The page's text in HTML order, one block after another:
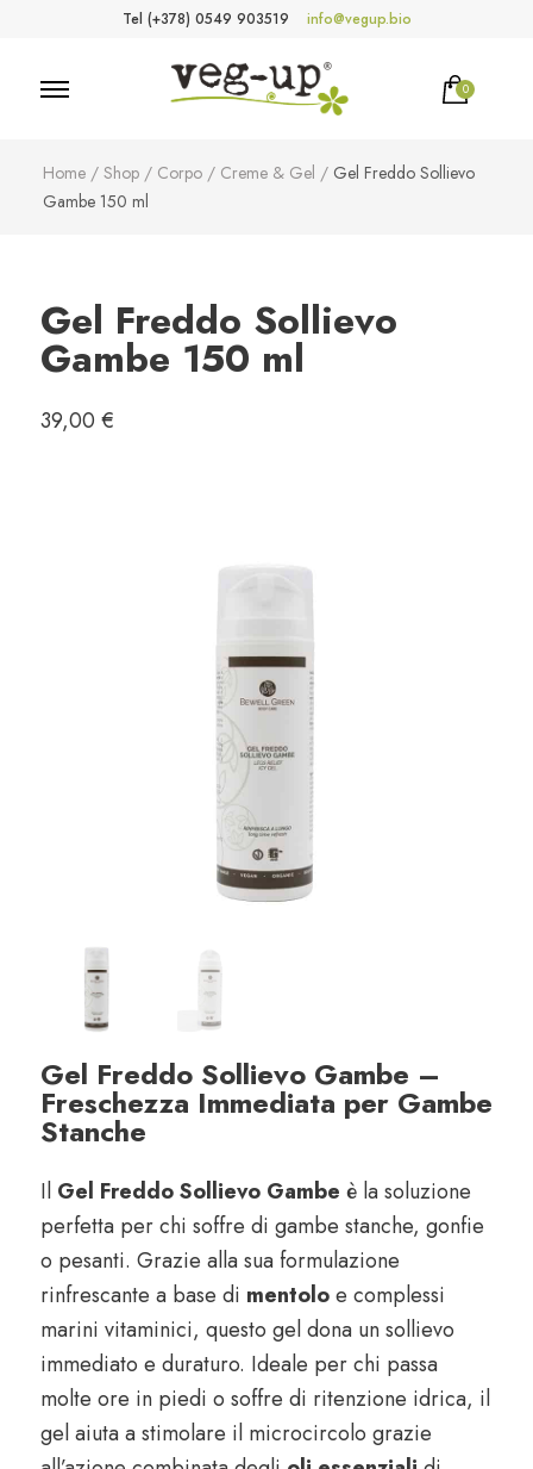
Tel (+378) 0549 903519 info@vegup.bio
0
Home / Shop / Corpo / Creme & Gel / Gel Freddo Sollievo
Gambe 150 ml
Gel Freddo Sollievo
Gambe 150 ml
39,00 €
Gel Freddo Sollievo Gambe –
Freschezza Immediata per Gambe
Stanche
Il Gel Freddo Sollievo Gambe è la soluzione
perfetta per chi soffre di gambe stanche, gonfie
o pesanti. Grazie alla sua formulazione
rinfrescante a base di mentoloe complessi
marini vitaminici, questo gel dona un sollievo
immediato e duraturo. Ideale per chi passa
molte ore in piedi o soffre di ritenzione idrica, il
gel aiuta a stimolare il microcircolo grazie